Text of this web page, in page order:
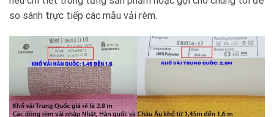
so sánh trực tiếp các mẫu vải rèm.